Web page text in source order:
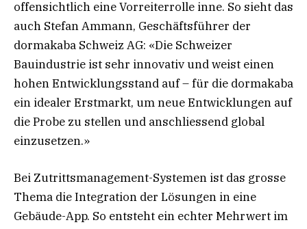
offensichtlich eine Vorreiterrolle inne. So sieht das
auch Stefan Ammann, Geschäftsführer der
dormakaba Schweiz AG: «Die Schweizer
Bauindustrie ist sehr innovativ und weist einen
hohen Entwicklungsstand auf – für die dormakaba
ein idealer Erstmarkt, um neue Entwicklungen auf
die Probe zu stellen und anschliessend global
einzusetzen.»
Bei Zutrittsmanagement-Systemen ist das grosse
Thema die Integration der Lösungen in eine
Gebäude-App. So entsteht ein echter Mehrwert im